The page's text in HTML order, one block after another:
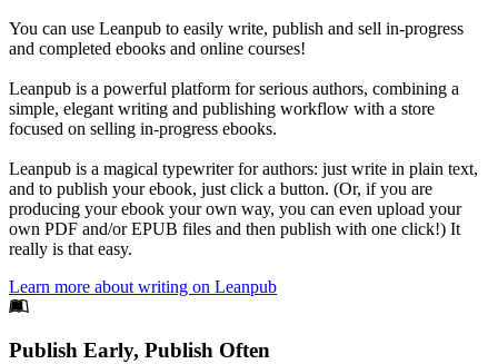
You can use Leanpub to easily write, publish and sell in-progress
and completed ebooks and online courses!
Leanpub is a powerful platform for serious authors, combining a
simple, elegant writing and publishing workflow with a store
focused on selling in-progress ebooks.
Leanpub is a magical typewriter for authors: just write in plain text,
and to publish your ebook, just click a button. (Or, if you are
producing your ebook your own way, you can even upload your
own PDF and/or EPUB files and then publish with one click!) It
really is that easy.
Learn more about writing on Leanpub
Footer
Publish Early, Publish Often